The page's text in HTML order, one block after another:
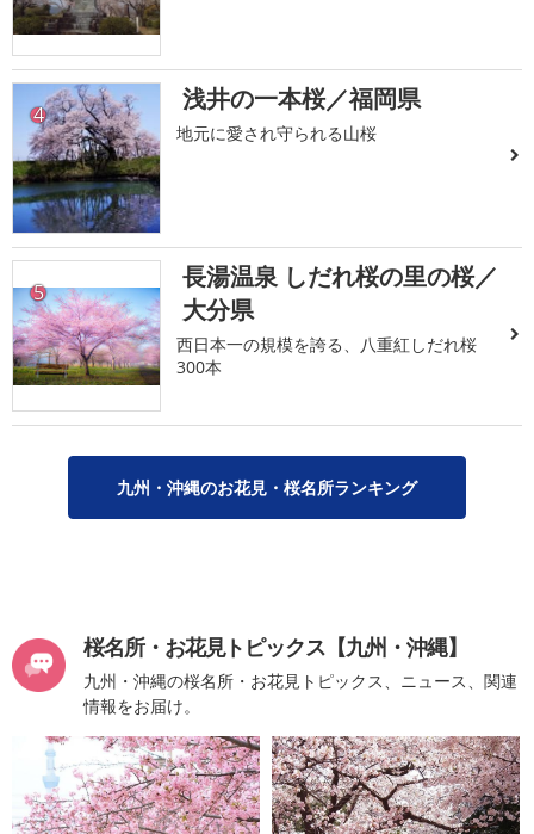
4 浅井の一本桜／福岡県
地元に愛され守られる山桜
5
長湯温泉 しだれ桜の里の桜／
大分県
西日本一の規模を誇る、八重紅しだれ桜
300本
九州・沖縄のお花見・桜名所ランキング
桜名所・お花見トピックス【九州・沖縄】
九州・沖縄の桜名所・お花見トピックス、ニュース、関連
情報をお届け。